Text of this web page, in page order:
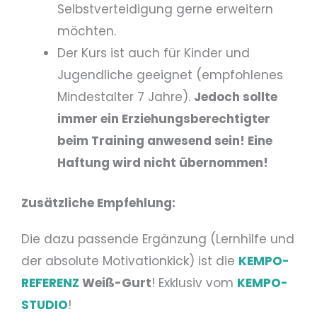
Selbstverteidigung gerne erweitern
möchten.
Der Kurs ist auch für Kinder und
Jugendliche geeignet (empfohlenes
Mindestalter 7 Jahre). Jedoch sollte
immer ein Erziehungsberechtigter
beim Training anwesend sein! Eine
Haftung wird nicht übernommen!
Zusätzliche Empfehlung:
Die dazu passende Ergänzung (Lernhilfe und
der absolute Motivationkick) ist die KEMPO-
REFERENZ Weiß-Gurt! Exklusiv vom KEMPO-
STUDIO!